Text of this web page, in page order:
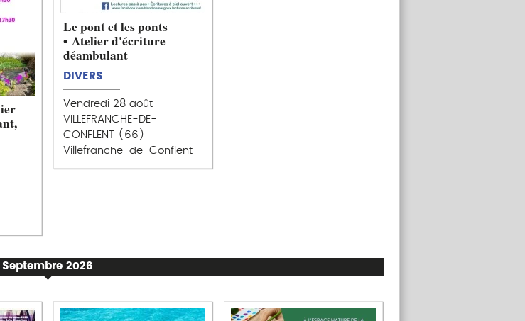
Le pont et les ponts
• Atelier d'écriture
déambulant
DIVERS
Vendredi 28 août
VILLEFRANCHE-DE-
CONFLENT (66)
Villefranche-de-Conflent
Septembre 2026